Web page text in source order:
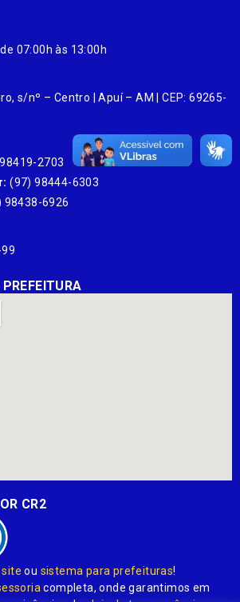
07:00h às 13:00h
s/nº – Centro | Apuí – AM | CEP: 69265-
2703
(97) 98444-6303
98438-6926
CR2
ou sistema para prefeituras!
completa, onde garantimos em